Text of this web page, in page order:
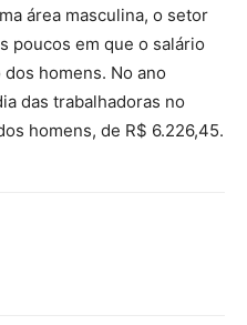
área masculina, o setor
poucos em que o salário
homens. No ano
das trabalhadoras no
homens, de R$ 6.226,45.